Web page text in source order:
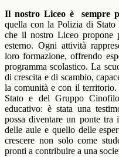
Il nostro Liceo è
sempre
quella con la Polizia di Stato
che il nostro Liceo propone
esterno. Ogni attività
loro formazione, offrendo
programma scolastico. La
di crescita e di scambio,
la comunità e con il
Stato e del Gruppo
educativo: è stata una
possa diventare un ponte
delle aule e quello delle
crescere non solo come
pronti a contribuire a una